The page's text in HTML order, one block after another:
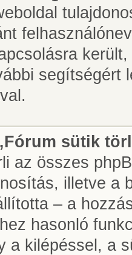
segítségért
sütik
az összes
illetve a
– a
hasonló
a kilépéssel, a